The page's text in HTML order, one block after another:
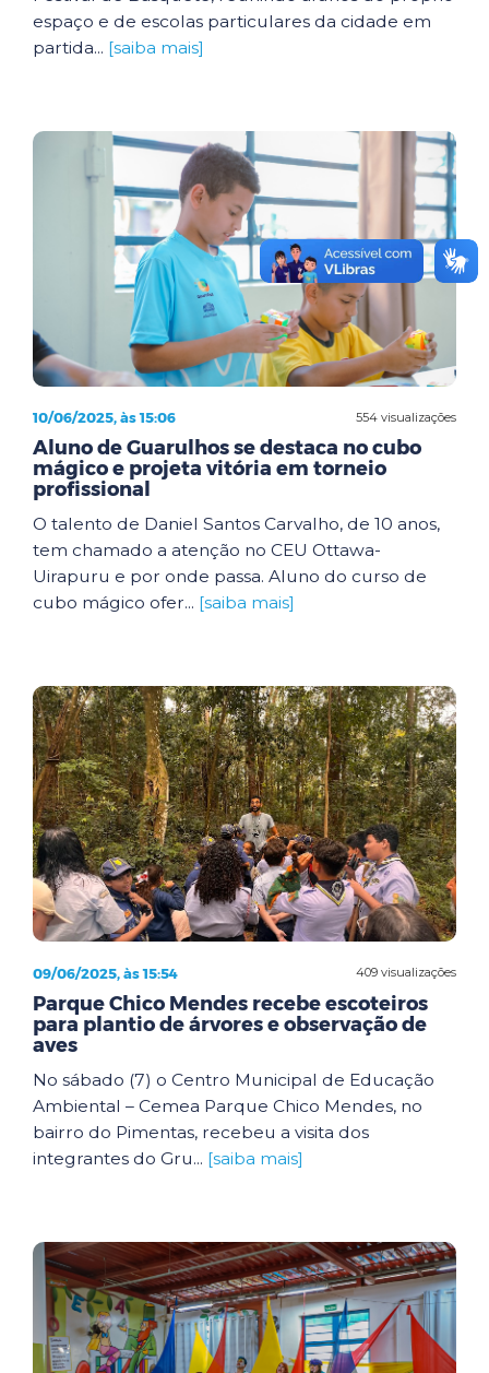
espaço e de escolas particulares da cidade em
partida... [saiba mais]
554 visualizações
10/06/2025, às 15:06
Aluno de Guarulhos se destaca no cubo
mágico e projeta vitória em torneio
profissional
O talento de Daniel Santos Carvalho, de 10 anos,
tem chamado a atenção no CEU Ottawa-
Uirapuru e por onde passa. Aluno do curso de
cubo mágico ofer... [saiba mais]
409 visualizações
09/06/2025, às 15:54
Parque Chico Mendes recebe escoteiros
para plantio de árvores e observação de
aves
No sábado (7) o Centro Municipal de Educação
Ambiental – Cemea Parque Chico Mendes, no
bairro do Pimentas, recebeu a visita dos
integrantes do Gru... [saiba mais]